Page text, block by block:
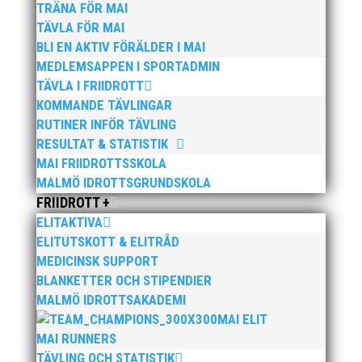
TRÄNA FÖR MAI
TÄVLA FÖR MAI
BLI EN AKTIV FÖRÄLDER I MAI
MEDLEMSAPPEN I SPORTADMIN
TÄVLA I FRIIDROTT
KOMMANDE TÄVLINGAR
RUTINER INFÖR TÄVLING
RESULTAT & STATISTIK
MAI FRIIDROTTSSKOLA
MALMÖ IDROTTSGRUNDSKOLA
FRIIDROTT +
ELITAKTIVA
ELITUTSKOTT & ELITRÅD
MEDICINSK SUPPORT
BLANKETTER OCH STIPENDIER
MALMÖ IDROTTSAKADEMI
MAI ELIT
MAI RUNNERS
TÄVLING OCH STATISTIK
september 2013.
Mer om Midnattsloppet och anmälan, klicka här
Publicerat tidigare
Bilder från Stafett-SM 2026. Foto: Thomas
Leandersson Fler bilder från MAI:s Årsmöte 2026